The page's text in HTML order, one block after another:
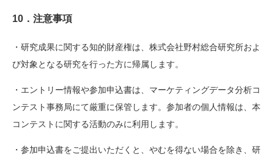
10．注意事項
・研究成果に関する知的財産権は、株式会社野村総合研究所およ
び対象となる研究を行った方に帰属します。
・エントリー情報や参加申込書は、マーケティングデータ分析コ
ンテスト事務局にて厳重に保管します。参加者の個人情報は、本
コンテストに関する活動のみに利用します。
・参加申込書をご提出いただくと、やむを得ない場合を除き、研